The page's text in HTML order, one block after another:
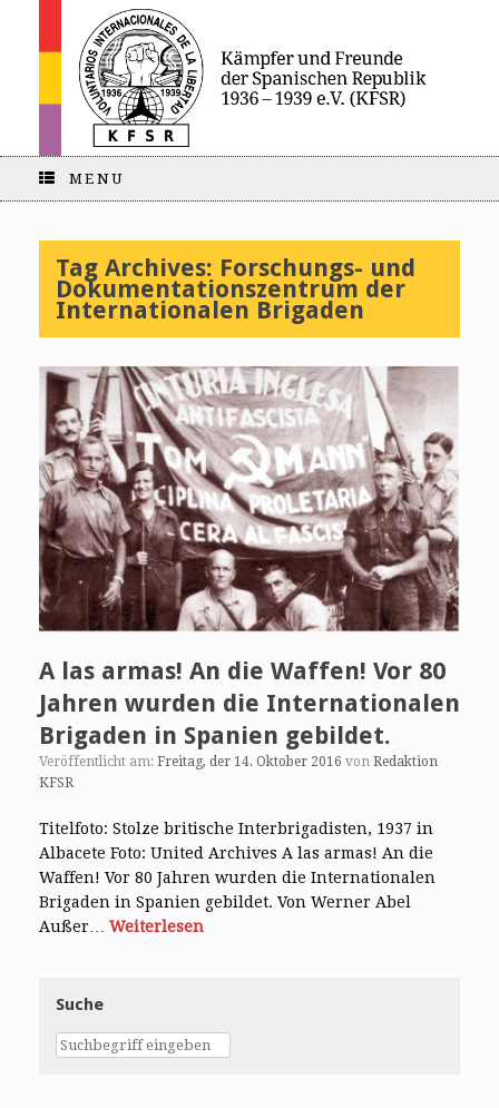
MENU
Tag Archives: Forschungs- und
Dokumentationszentrum der
Internationalen Brigaden
A las armas! An die Waffen! Vor 80
Jahren wurden die Internationalen
Brigaden in Spanien gebildet.
Veröffentlicht am: Freitag, der 14. Oktober 2016 von Redaktion
KFSR
Titelfoto: Stolze britische Interbrigadisten, 1937 in
Albacete Foto: United Archives A las armas! An die
Waffen! Vor 80 Jahren wurden die Internationalen
Brigaden in Spanien gebildet. Von Werner Abel
Außer… Weiterlesen
Suche